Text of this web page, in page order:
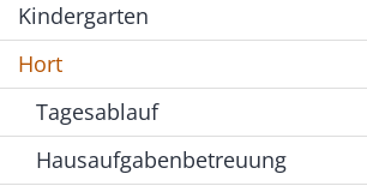
Kindergarten
Hort
Tagesablauf
Hausaufgabenbetreuung